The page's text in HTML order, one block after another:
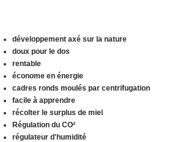
développement axé sur la nature
doux pour le dos
rentable
économe en énergie
cadres ronds moulés par centrifugation
facile à apprendre
récolter le surplus de miel
Régulation du CO²
régulateur d'humidité